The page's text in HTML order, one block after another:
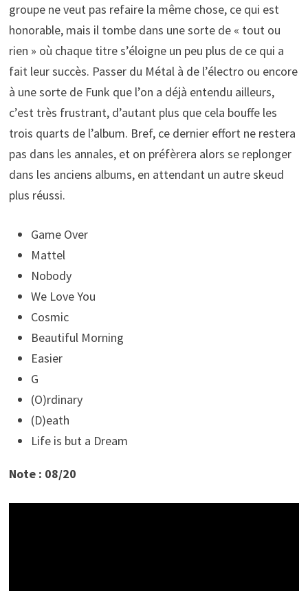
groupe ne veut pas refaire la même chose, ce qui est
honorable, mais il tombe dans une sorte de « tout ou
rien » où chaque titre s’éloigne un peu plus de ce qui a
fait leur succès. Passer du Métal à de l’électro ou encore
à une sorte de Funk que l’on a déjà entendu ailleurs,
c’est très frustrant, d’autant plus que cela bouffe les
trois quarts de l’album. Bref, ce dernier effort ne restera
pas dans les annales, et on préfèrera alors se replonger
dans les anciens albums, en attendant un autre skeud
plus réussi.
Game Over
Mattel
Nobody
We Love You
Cosmic
Beautiful Morning
Easier
G
(O)rdinary
(D)eath
Life is but a Dream
Note : 08/20